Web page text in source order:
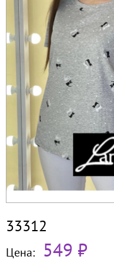
33312
Цена: 549 ₽